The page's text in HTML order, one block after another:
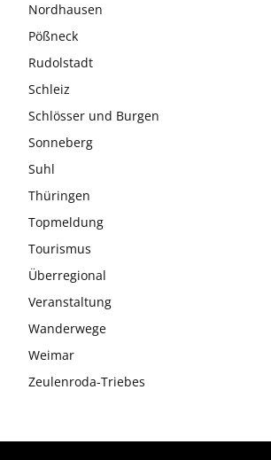
Nordhausen
Pößneck
Rudolstadt
Schleiz
Schlösser und Burgen
Sonneberg
Suhl
Thüringen
Topmeldung
Tourismus
Überregional
Veranstaltung
Wanderwege
Weimar
Zeulenroda-Triebes